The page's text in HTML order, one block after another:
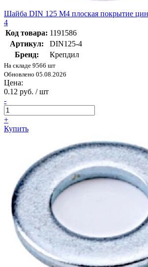
Шайба DIN 125 М4 плоская покрытие
4
Код товара: 1191586
Артикул:
DIN125-4
Бренд:
Крепдил
На складе 9566 шт
Обновлено 05.08.2026
Цена:
0.12 руб. / шт
-
+
Купить